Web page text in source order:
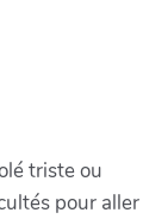
triste ou
pour aller